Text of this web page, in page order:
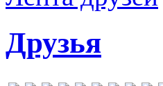
Друзья